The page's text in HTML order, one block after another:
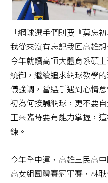
「網球選手們則要『莫忘
我從來沒有忘記我回高雄
今年就讀高師大體育系碩
統御，繼續追求網球教學
儀強調，當選手遇到心情
初為何接觸網球，更不要
正來臨時要有能力掌握，
鍊。
今年全中運，高雄三民高
高女組團體賽冠軍賽，林